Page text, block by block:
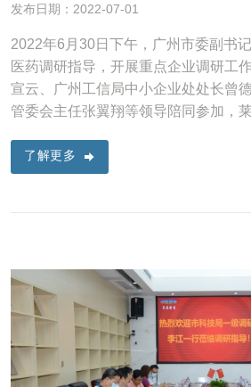
发布日期：2022-07-01
2022年6月30日下午，广州市委副书
医药调研指导，开展重点企业调研工
宣云、广州工信局中小企业处处长曾
管委会主任张翼翔等领导陪同参加，
了解更多